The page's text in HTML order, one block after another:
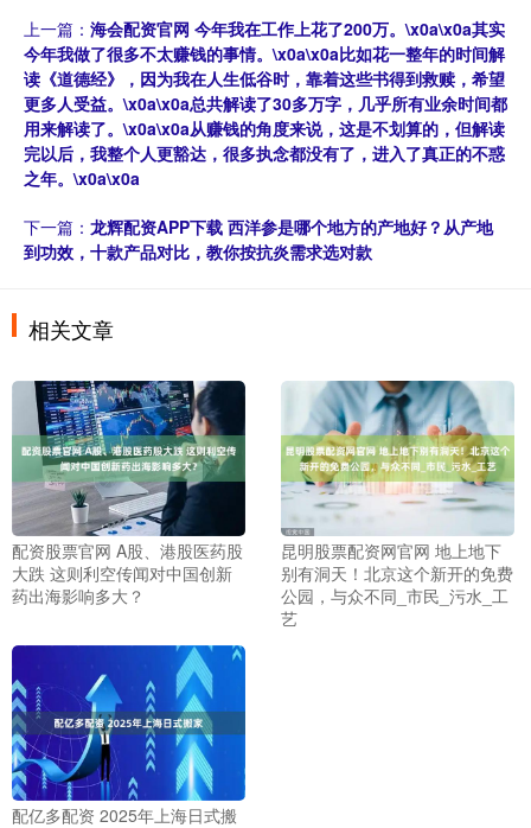
上一篇： 海会配资官网 今年我在工作上花了200万。\x0a\x0a其实
今年我做了很多不太赚钱的事情。\x0a\x0a比如花一整年的时间解
读《道德经》，因为我在人生低谷时，靠着这些书得到救赎，希望
更多人受益。\x0a\x0a总共解读了30多万字，几乎所有业余时间都
用来解读了。\x0a\x0a从赚钱的角度来说，这是不划算的，但解读
完以后，我整个人更豁达，很多执念都没有了，进入了真正的不惑
之年。\x0a\x0a
下一篇： 龙辉配资APP下载 西洋参是哪个地方的产地好？从产地
到功效，十款产品对比，教你按抗炎需求选对款
相关文章
配资股票官网 A股、港股医药股
大跌 这则利空传闻对中国创新
药出海影响多大？
昆明股票配资网官网 地上地下
别有洞天！北京这个新开的免费
公园，与众不同_市民_污水_工
艺
配亿多配资 2025年上海日式搬